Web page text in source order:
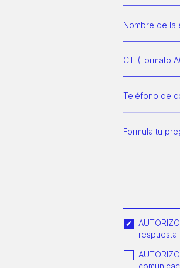
Nombre de la
CIF (Formato
Teléfono de
Formula tu
respuesta